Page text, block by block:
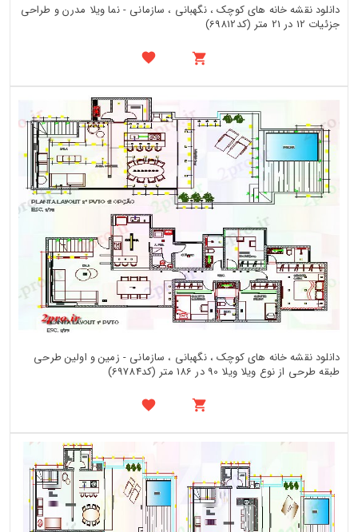
دانلود نقشه خانه های کوچک ، نگهبانی ، سازمانی - نما ویلا مدرن و طراحی
جزئیات 12 در 21 متر (کد69812)
دانلود نقشه خانه های کوچک ، نگهبانی ، سازمانی - زمین و اولین طرحی
طبقه طرحی از نوع ویلا ویلا 90 در 186 متر (کد69784)